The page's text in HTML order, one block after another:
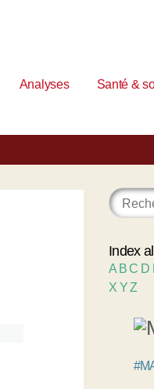
Analyses Santé &
Index
A BC D
X YZ